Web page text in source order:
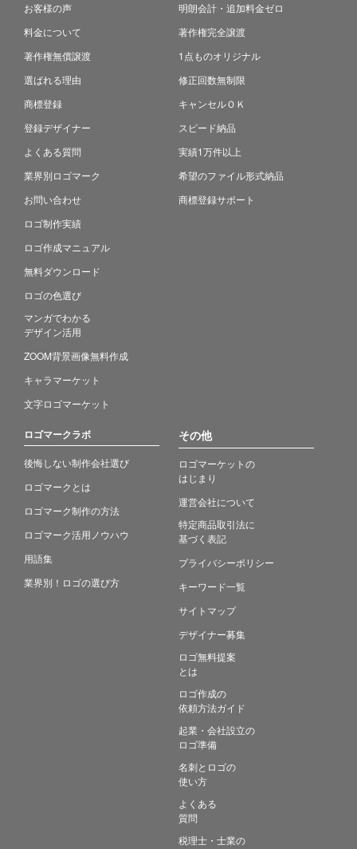
お客様の声
料金について
著作権無償譲渡
選ばれる理由
商標登録
登録デザイナー
よくある質問
業界別ロゴマーク
お問い合わせ
ロゴ制作実績
ロゴ作成マニュアル
無料ダウンロード
ロゴの色選び
マンガでわかる
デザイン活用
ZOOM背景画像無料作成
キャラマーケット
文字ロゴマーケット
明朗会計・追加料金ゼロ
著作権完全譲渡
1点ものオリジナル
修正回数無制限
キャンセルＯＫ
スピード納品
実績1万件以上
希望のファイル形式納品
商標登録サポート
ロゴマークラボ
後悔しない制作会社選び
ロゴマークとは
ロゴマーク制作の方法
ロゴマーク活用ノウハウ
用語集
業界別！ロゴの選び方
その他
ロゴマーケットの
はじまり
運営会社について
特定商品取引法に
基づく表記
プライバシーポリシー
キーワード一覧
サイトマップ
デザイナー募集
ロゴ無料提案
とは
ロゴ作成の
依頼方法ガイド
起業・会社設立の
ロゴ準備
名刺とロゴの
使い方
よくある
質問
税理士・士業の